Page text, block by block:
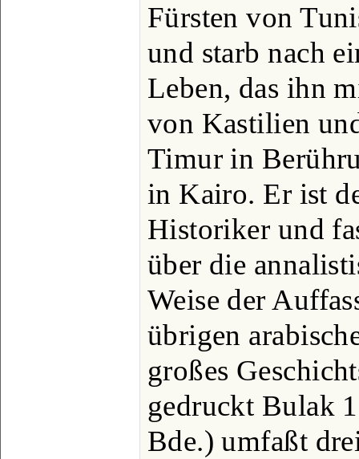
Fürsten von
und starb nach
Leben, das ihn
von Kastilien
Timur in
in Kairo. Er ist
Historiker und
über die
Weise der
übrigen
großes
gedruckt Bulak
Bde.) umfaßt